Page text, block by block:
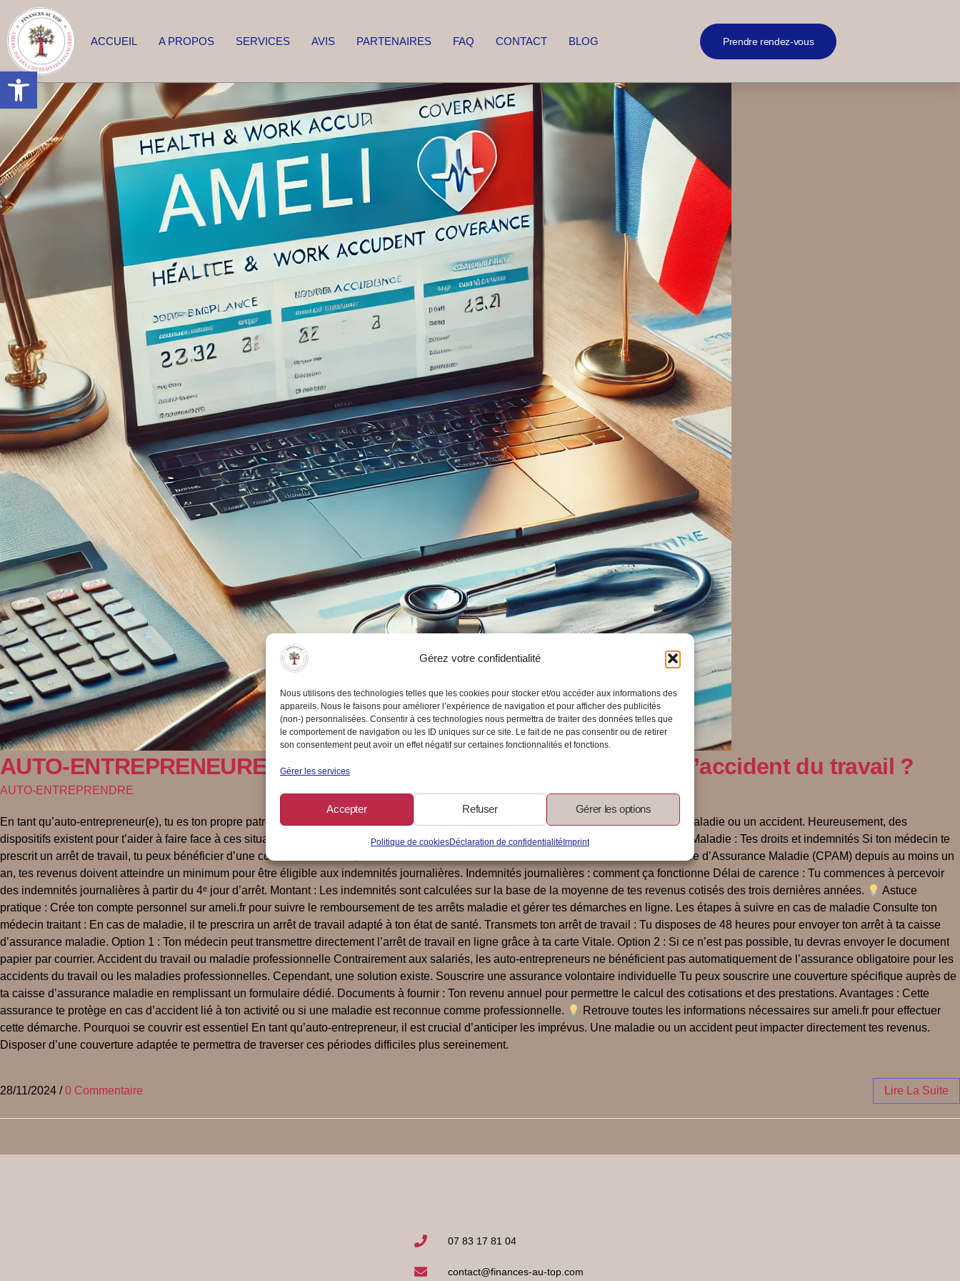
Gérez votre confidentialité
Nous utilisons des technologies telles que les cookies pour stocker et/ou accéder aux informations des
appareils. Nous le faisons pour améliorer l’expérience de navigation et pour afficher des publicités
(non-) personnalisées. Consentir à ces technologies nous permettra de traiter des données telles que
le comportement de navigation ou les ID uniques sur ce site. Le fait de ne pas consentir ou de retirer
son consentement peut avoir un effet négatif sur certaines fonctionnalités et fonctions.
Gérer les services
Accepter Refuser Gérer les options
Politique de cookiesDéclaration de confidentialitéImprint
Ouvrir la barre d’outils
ACCUEIL A PROPOS SERVICES AVIS PARTENAIRES FAQ CONTACT BLOG Prendre rendez-vous
AUTO-ENTREPRENEURE – Es tu couverte en cas de maladie ou d’accident du travail ?
AUTO-ENTREPRENDRE
En tant qu’auto-entrepreneur(e), tu es ton propre patron(ne), mais cela ne veut pas dire que tu es seul(e) face à un coup dur comme une maladie ou un accident. Heureusement, des
dispositifs existent pour t’aider à faire face à ces situations. Voici un guide pratique pour comprendre tes droits et les démarches à suivre. Maladie : Tes droits et indemnités Si ton médecin te
prescrit un arrêt de travail, tu peux bénéficier d’une couverture maladie, sous certaines conditions : tu dois être affilié à une Caisse Primaire d’Assurance Maladie (CPAM) depuis au moins un
an, tes revenus doivent atteindre un minimum pour être éligible aux indemnités journalières. Indemnités journalières : comment ça fonctionne Délai de carence : Tu commences à percevoir
des indemnités journalières à partir du 4ᵉ jour d’arrêt. Montant : Les indemnités sont calculées sur la base de la moyenne de tes revenus cotisés des trois dernières années.
Astuce
pratique : Crée ton compte personnel sur ameli.fr pour suivre le remboursement de tes arrêts maladie et gérer tes démarches en ligne. Les étapes à suivre en cas de maladie Consulte ton
médecin traitant : En cas de maladie, il te prescrira un arrêt de travail adapté à ton état de santé. Transmets ton arrêt de travail : Tu disposes de 48 heures pour envoyer ton arrêt à ta caisse
d’assurance maladie. Option 1 : Ton médecin peut transmettre directement l’arrêt de travail en ligne grâce à ta carte Vitale. Option 2 : Si ce n’est pas possible, tu devras envoyer le document
papier par courrier. Accident du travail ou maladie professionnelle Contrairement aux salariés, les auto-entrepreneurs ne bénéficient pas automatiquement de l’assurance obligatoire pour les
accidents du travail ou les maladies professionnelles. Cependant, une solution existe. Souscrire une assurance volontaire individuelle Tu peux souscrire une couverture spécifique auprès de
ta caisse d’assurance maladie en remplissant un formulaire dédié. Documents à fournir : Ton revenu annuel pour permettre le calcul des cotisations et des prestations. Avantages : Cette
assurance te protège en cas d’accident lié à ton activité ou si une maladie est reconnue comme professionnelle.
Retrouve toutes les informations nécessaires sur ameli.fr pour effectuer
cette démarche. Pourquoi se couvrir est essentiel En tant qu’auto-entrepreneur, il est crucial d’anticiper les imprévus. Une maladie ou un accident peut impacter directement tes revenus.
Disposer d’une couverture adaptée te permettra de traverser ces périodes difficiles plus sereinement.
28/11/2024 / 0 Commentaire Lire La Suite
07 83 17 81 04
contact@finances-au-top.com